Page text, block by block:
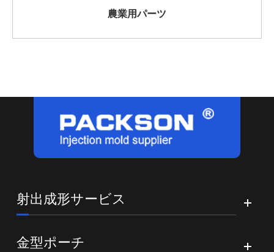
農業用パーツ
射出成形サービス
金型ポーチ